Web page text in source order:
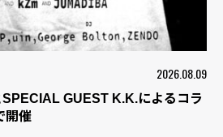
2026.08.09
GUEST K.K.によるコラ
開催